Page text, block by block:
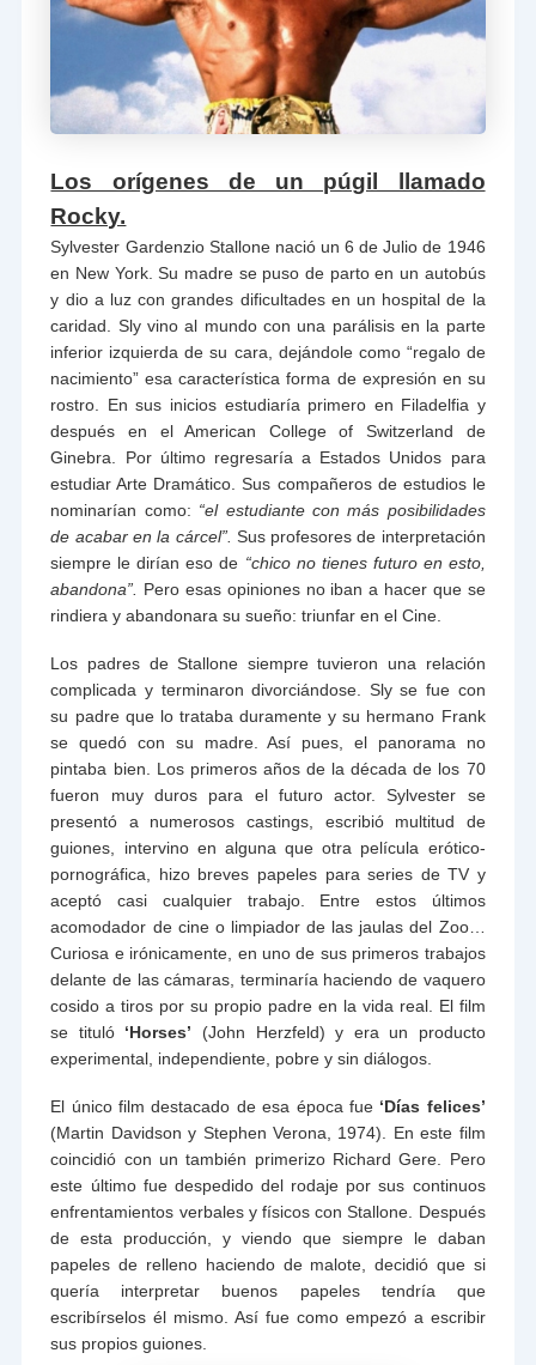
Los orígenes de un púgil llamado
Rocky.
Sylvester Gardenzio Stallone nació un 6 de Julio de 1946
en New York. Su madre se puso de parto en un autobús
y dio a luz con grandes dificultades en un hospital de la
caridad. Sly vino al mundo con una parálisis en la parte
inferior izquierda de su cara, dejándole como “regalo de
nacimiento” esa característica forma de expresión en su
rostro. En sus inicios estudiaría primero en Filadelfia y
después en el American College of Switzerland de
Ginebra. Por último regresaría a Estados Unidos para
estudiar Arte Dramático. Sus compañeros de estudios le
nominarían como: “el estudiante con más posibilidades
de acabar en la cárcel”. Sus profesores de interpretación
siempre le dirían eso de “chico no tienes futuro en esto,
abandona”.
Pero esas opiniones no iban a hacer que se
rindiera y abandonara su sueño: triunfar en el Cine.
Los padres de Stallone siempre tuvieron una relación
complicada y terminaron divorciándose. Sly se fue con
su padre que lo trataba duramente y su hermano Frank
se quedó con su madre. Así pues, el panorama no
pintaba bien. Los primeros años de la década de los 70
fueron muy duros para el futuro actor. Sylvester se
presentó a numerosos castings, escribió multitud de
guiones, intervino en alguna que otra película erótico-
pornográfica, hizo breves papeles para series de TV y
aceptó casi cualquier trabajo. Entre estos últimos
acomodador de cine o limpiador de las jaulas del Zoo…
Curiosa e irónicamente, en uno de sus primeros trabajos
delante de las cámaras, terminaría haciendo de vaquero
cosido a tiros por su propio padre en la vida real. El film
se tituló ‘Horses’ (John Herzfeld) y era un producto
experimental, independiente, pobre y sin diálogos.
El único film destacado de esa época fue ‘Días felices’
(Martin Davidson y Stephen Verona, 1974). En este film
coincidió con un también primerizo Richard Gere. Pero
este último fue despedido del rodaje por sus continuos
enfrentamientos verbales y físicos con Stallone. Después
de esta producción, y viendo que siempre le daban
papeles de relleno haciendo de malote, decidió que si
quería interpretar buenos papeles tendría que
escribírselos él mismo. Así fue como empezó a escribir
sus propios guiones.